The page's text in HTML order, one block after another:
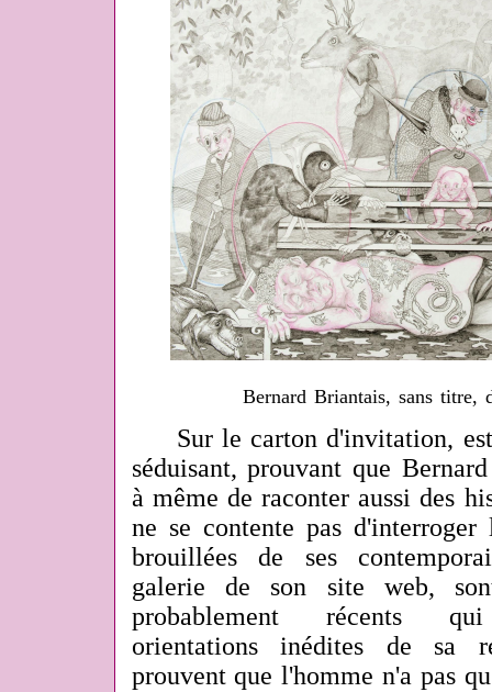
Bernard Briantais, sans titre,
Sur le carton d'invitation, est
séduisant, prouvant que
à même de raconter aussi des
ne se contente pas
brouillées de ses
galerie de son site web,
probablement récents
orientations inédites de sa
prouvent que l'homme n'a pas